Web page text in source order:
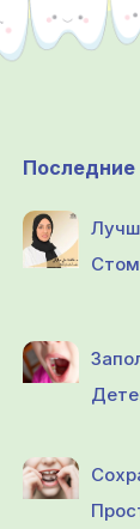
Последние